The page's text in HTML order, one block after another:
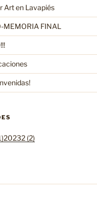
Art en Lavapiés
MEMORIA FINAL
20232 (2)